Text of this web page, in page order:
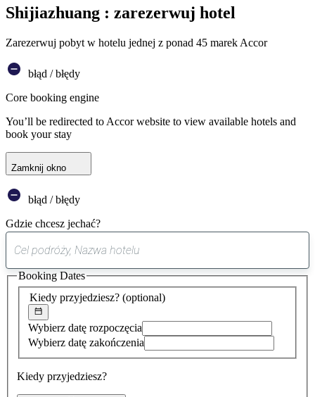
Shijiazhuang : zarezerwuj hotel
Zarezerwuj pobyt w hotelu jednej z ponad 45 marek Accor
błąd / błędy
Core booking engine
You’ll be redirected to Accor website to view available hotels and
book your stay
Zamknij okno
błąd / błędy
Gdzie chcesz jechać?
sugestia
została
znaleziona
Kiedy przyjedziesz? (optional)
Wybierz datę rozpoczęcia
Wybierz datę zakończenia
Kiedy przyjedziesz?
Booking Dates